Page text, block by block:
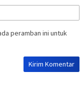
peramban ini untuk